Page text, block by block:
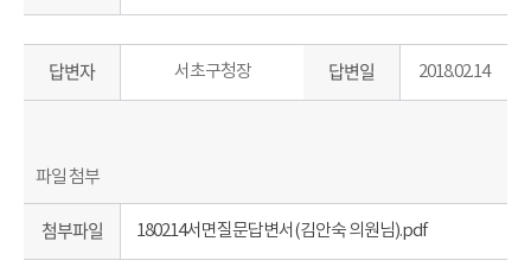
답변자 서초구청장 답변일 2018.02.14
첨부파일 180214서면질문답변서(김안숙 의원님).pdf